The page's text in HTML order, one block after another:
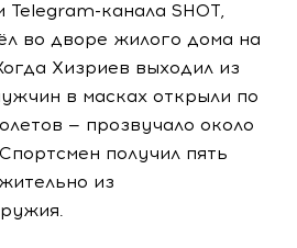
канала SHOT,
во дворе жилого дома на
Хизриев выходил из
в масках открыли по
— прозвучало около
получил пять
из